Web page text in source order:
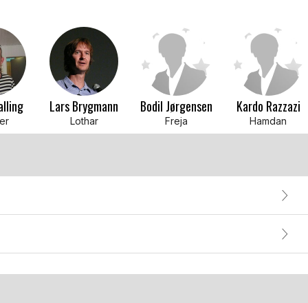
Lars Brygmann
Lothar
Bodil Jørgensen
Freja
Kardo Razzazi
Hamdan